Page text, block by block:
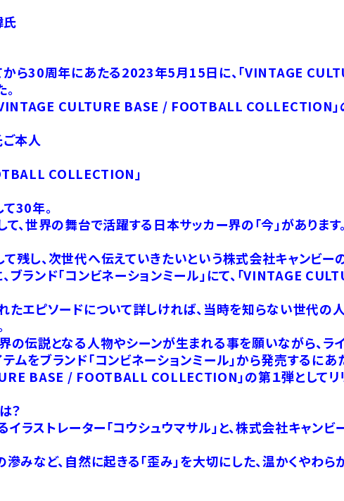
氏
から30周年にあたる2023年5月15日に、「VINTAGE
CULTURE BASE / FOOTBALL COLLECTION」
本人
COLLECTION」
30年。
、世界の舞台で活躍する日本サッカー界の「今」があります。
残し、次世代へ伝えていきたいという株式会社キャンビー
ブランド「コンビネーションミール」にて、「VINTAGE
たエピソードについて詳しければ、当時を知らない世代の
の伝説となる人物やシーンが生まれる事を願いながら、ラ
ムをブランド「コンビネーションミール」から発売するに
BASE / FOOTBALL COLLECTION」の第１弾としてリ
？
ラストレーター「コウシュウマサル」と、株式会社キャン
みなど、自然に起きる「歪み」を大切にした、温かくやわ